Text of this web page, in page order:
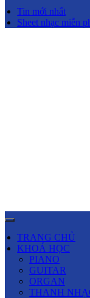
Tin mới nhất
Sheet nhạc miễn
TRANG CHỦ
KHOÁ HỌC
PIANO
GUITAR
ORGAN
THANH